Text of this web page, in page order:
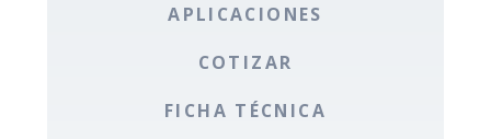
APLICACIONES
COTIZAR
FICHA TÉCNICA